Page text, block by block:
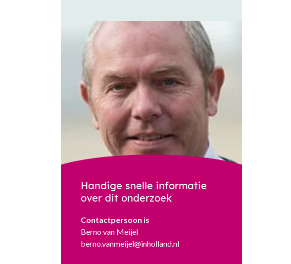
Handige snelle informatie
over dit onderzoek
Contactpersoon is
Berno van Meijel
berno.vanmeijel@inholland.nl